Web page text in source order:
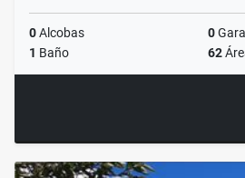
0Alcobas 0
1 Baño 62